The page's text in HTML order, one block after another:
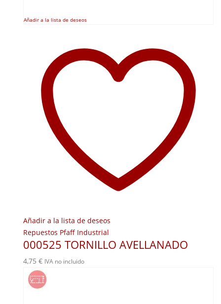
Añadir a la lista de deseos
Añadir a la lista de deseos
Repuestos Pfaff Industrial
000525 TORNILLO AVELLANADO
4,75 € IVA no incluido